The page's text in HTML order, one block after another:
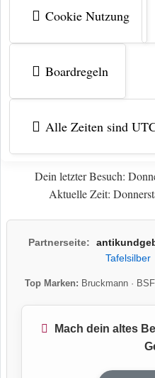
Cookie Nutzung
Boardregeln
Alle Zeiten sind
Dein letzter Besuch:
Aktuelle Zeit:
Partnerseite:
Tafelsilber
Top Marken: Bruckmann· BSF
Mach dein altes